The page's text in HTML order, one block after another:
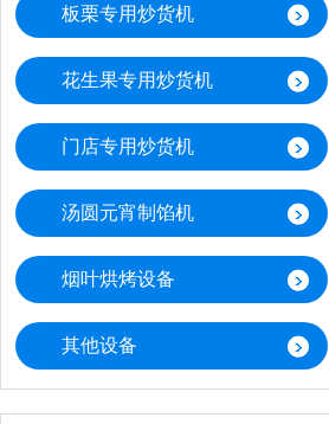
板栗专用炒货机
花生果专用炒货机
门店专用炒货机
汤圆元宵制馅机
烟叶烘烤设备
其他设备